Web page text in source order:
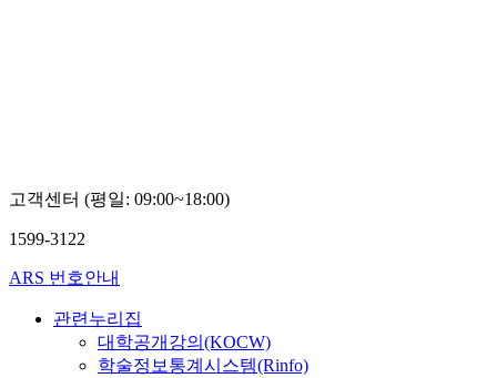
고객센터 (평일: 09:00~18:00)
1599-3122
ARS 번호안내
관련누리집
대학공개강의(KOCW)
학술정보통계시스템(Rinfo)